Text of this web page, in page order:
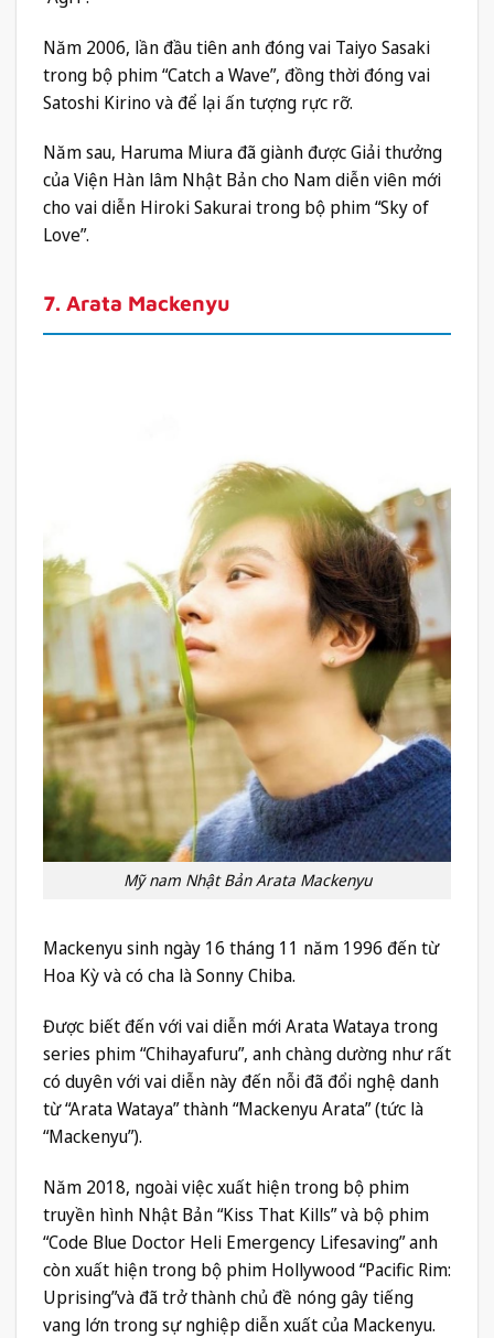
Năm 2006, lần đầu tiên anh đóng vai Taiyo Sasaki
trong bộ phim “Catch a Wave”, đồng thời đóng vai
Satoshi Kirino và để lại ấn tượng rực rỡ.
Năm sau, Haruma Miura đã giành được Giải thưởng
của Viện Hàn lâm Nhật Bản cho Nam diễn viên mới
cho vai diễn Hiroki Sakurai trong bộ phim “Sky of
Love”.
7. Arata Mackenyu
Mỹ nam Nhật Bản Arata Mackenyu
Mackenyu sinh ngày 16 tháng 11 năm 1996 đến từ
Hoa Kỳ và có cha là Sonny Chiba.
Được biết đến với vai diễn mới Arata Wataya trong
series phim “Chihayafuru”, anh chàng dường như rất
có duyên với vai diễn này đến nỗi đã đổi nghệ danh
từ “Arata Wataya” thành “Mackenyu Arata” (tức là
“Mackenyu”).
Năm 2018, ngoài việc xuất hiện trong bộ phim
truyền hình Nhật Bản “Kiss That Kills” và bộ phim
“Code Blue Doctor Heli Emergency Lifesaving” anh
còn xuất hiện trong bộ phim Hollywood “Pacific Rim:
Uprising”và đã trở thành chủ đề nóng gây tiếng
vang lớn trong sự nghiệp diễn xuất của Mackenyu.